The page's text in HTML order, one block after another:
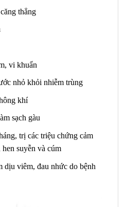
thẳng
vi khuẩn
nhỏ khỏi nhiễm trùng
khí
sạch gàu
trị các triệu chứng cảm
suyễn và cúm
dịu viêm, đau nhức do bệnh